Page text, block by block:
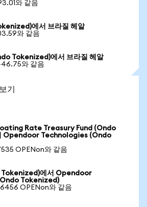
와 같음
에서 브라질 헤알
와 같음
Tokenized)에서 브라질 헤알
와 같음
기
Rate Treasury Fund (Ondo
Opendoor Technologies (Ondo
OPENon와 같음
Tokenized)에서 Opendoor
Tokenized)
OPENon와 같음